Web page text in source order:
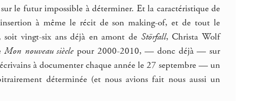
le futur impossible à déterminer. Et la caractéristique de
à même le récit de son making-of, et de tout le
vingt-six ans déjà en amont de Störfall, Christa Wolf
Mon nouveau siècle pour 2000-2010, — donc déjà — sur
à documenter chaque année le 27 septembre — un
déterminée (et nous avions fait nous aussi un